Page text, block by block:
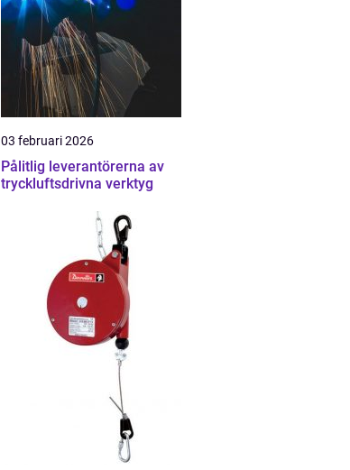
03 februari 2026
Pålitlig leverantörerna av
tryckluftsdrivna verktyg